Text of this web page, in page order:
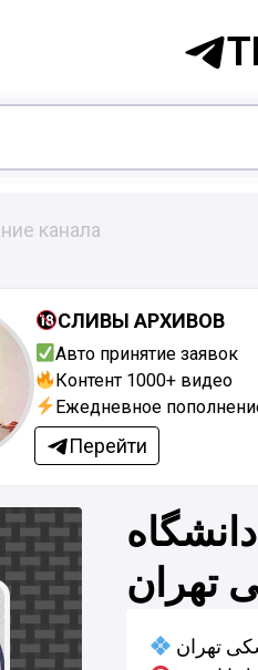
канала
СЛИВЫ АРХИВОВ
Авто принятие заявок
Контент 1000+ видео
Ежедневное
Перейти
تهران